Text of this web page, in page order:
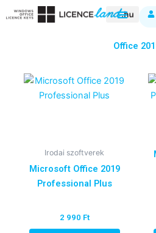
to
Office
Irodai szoftverek
Microsoft Office 2019
Professional Plus
2 990 Ft